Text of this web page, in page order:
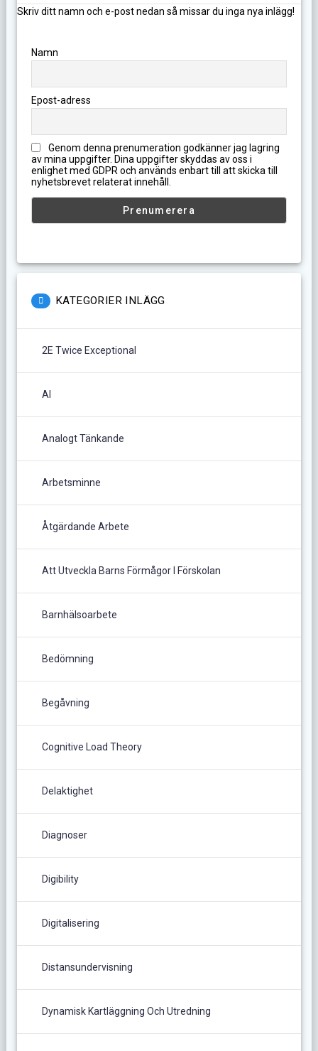
Skriv ditt namn och e-post nedan så missar du inga nya inlägg!
Namn
Epost-adress
Genom denna prenumeration godkänner jag lagring
av mina uppgifter. Dina uppgifter skyddas av oss i
enlighet med GDPR och används enbart till att skicka till
nyhetsbrevet relaterat innehåll.
KATEGORIER INLÄGG
2E Twice Exceptional
AI
Analogt Tänkande
Arbetsminne
Åtgärdande Arbete
Att Utveckla Barns Förmågor I Förskolan
Barnhälsoarbete
Bedömning
Begåvning
Cognitive Load Theory
Delaktighet
Diagnoser
Digibility
Digitalisering
Distansundervisning
Dynamisk Kartläggning Och Utredning